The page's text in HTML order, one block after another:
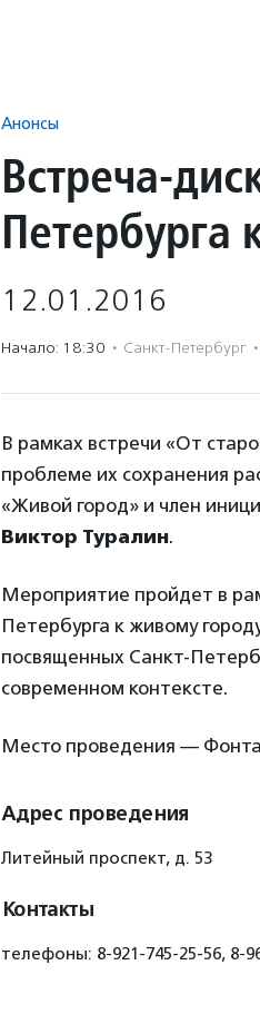
Анонсы
Встреча-
Петербурга
12.01.2016
Начало: 18:30 · Санкт-Петербург ·
В рамках встречи «От
проблеме их сохранения
«Живой город» и член
Виктор Туралин.
Мероприятие пройдет в
Петербурга к живому
посвященных Санкт-
современном контексте.
Место проведения —
Адрес проведения
Литейный проспект, д. 53
Контакты
телефоны: 8-921-745-25-56, 8-